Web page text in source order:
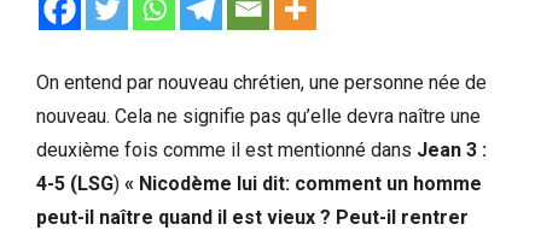
On entend par nouveau chrétien, une personne née de
nouveau. Cela ne signifie pas qu’elle devra naître une
deuxième fois comme il est mentionné dans Jean 3 :
4-5 (LSG) « Nicodème lui dit: comment un homme
peut-il naître quand il est vieux ? Peut-il rentrer